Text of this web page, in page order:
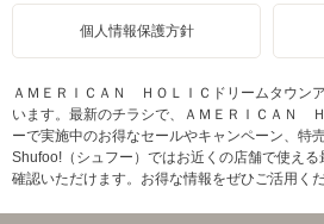
個人情報保護方針
ＡＭＥＲＩＣＡＮ ＨＯＬＩＣドリームタウン
います。最新のチラシで、ＡＭＥＲＩＣＡＮ
ーで実施中のお得なセールやキャンペーン、特
Shufoo!（シュフー）ではお近くの店舗で使え
確認いただけます。お得な情報をぜひご活用くだ